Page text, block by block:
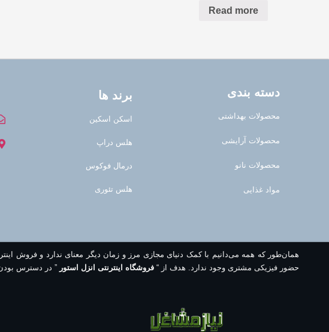
Read more
دسته بندی
محصولات بهداشتی
محصولات آرایشی
محصولات نانو
مواد غذایی
برند ها
اسکن اسکین
هلس دراپ
درمال فوکوس
هلس تئوری
همان‌طور که همه می‌دانیم با کمک دنیای مجازی مرز و زمان دیگر معنای ندارد و فروش
حضور فیزیکی مشتری وجود ندارد. هدف از “ فروشگاه اینترنتی انزل استور ” در دسترس